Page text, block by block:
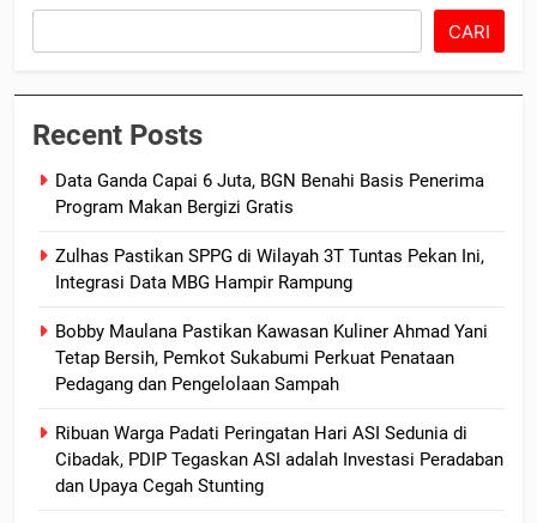
CARI
Recent Posts
Data Ganda Capai 6 Juta, BGN Benahi Basis Penerima
Program Makan Bergizi Gratis
Zulhas Pastikan SPPG di Wilayah 3T Tuntas Pekan Ini,
Integrasi Data MBG Hampir Rampung
Bobby Maulana Pastikan Kawasan Kuliner Ahmad Yani
Tetap Bersih, Pemkot Sukabumi Perkuat Penataan
Pedagang dan Pengelolaan Sampah
Ribuan Warga Padati Peringatan Hari ASI Sedunia di
Cibadak, PDIP Tegaskan ASI adalah Investasi Peradaban
dan Upaya Cegah Stunting